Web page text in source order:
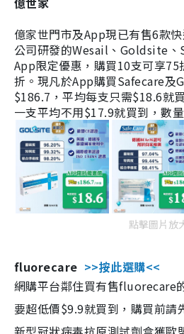
億家世門市及App現已有售6款
公司研發的Wesail、Goldsite、
App限定優惠，購買10支可享75
折。現凡於App購買Safecare
$186.7，平均每支只需$18.6就
一支平均不用$17.9就買到，數
點擊圖片放
fluorecare >>按此選購<<
網購平台鄰住買有售fluorecare
要超低價$9.9就買到，購買前請